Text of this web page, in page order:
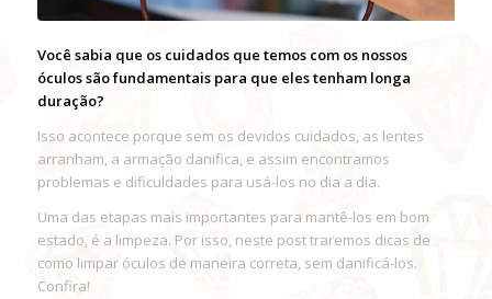
Você sabia que os cuidados que temos com os nossos
óculos são fundamentais para que eles tenham longa
duração?
Isso acontece porque sem os devidos cuidados, as lentes
arranham, a armação danifica, e assim encontramos
problemas e dificuldades para usá-los no dia a dia.
Uma das etapas mais importantes para mantê-los em bom
estado, é a limpeza. Por isso, neste post traremos dicas de
como limpar óculos de maneira correta, sem danificá-los.
Confira!